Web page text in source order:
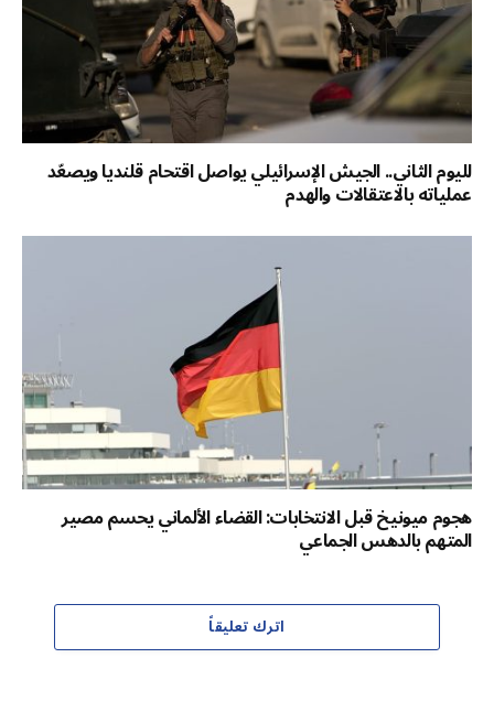
لليوم الثاني.. الجيش الإسرائيلي يواصل اقتحام قلنديا ويصعّد
عملياته بالاعتقالات والهدم
هجوم ميونيخ قبل الانتخابات: القضاء الألماني يحسم مصير
المتهم بالدهس الجماعي
اترك تعليقاً